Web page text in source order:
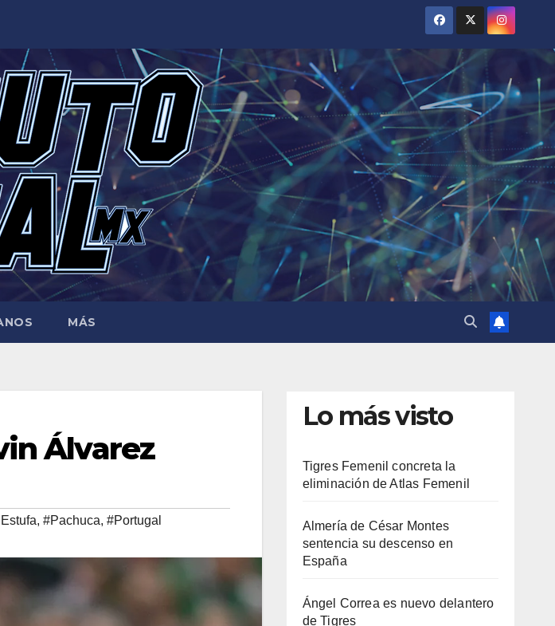
MÁS
Álvarez
, #Pachuca, #Portugal
Lo más visto
Tigres Femenil concreta la
eliminación de Atlas Femenil
Almería de César Montes
sentencia su descenso en
España
Ángel Correa es nuevo delantero
de Tigres